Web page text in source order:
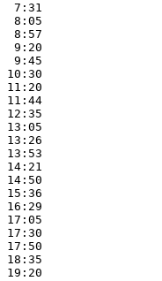
7:31
8:05
8:57
9:20
9:45
10:30
11:20
11:44
12:35
13:05
13:26
13:53
14:21
14:50
15:36
16:29
17:05
17:30
17:50
18:35
19:20